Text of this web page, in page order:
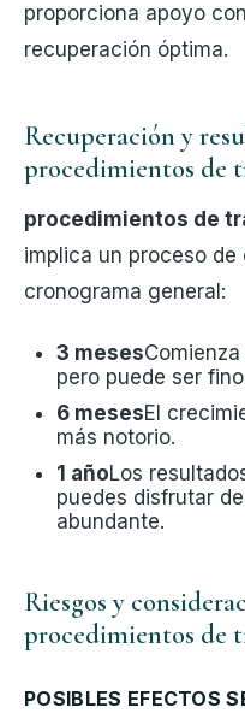
proporciona apoyo
recuperación óptima.
Recuperación y
procedimientos de
procedimientos de
implica un proceso
cronograma general:
3 meses
pero puede ser
6 mesesEl
más notorio.
1 añoLos
puedes disfrutar
abundante.
Riesgos y
procedimientos de
POSIBLES EFECTOS